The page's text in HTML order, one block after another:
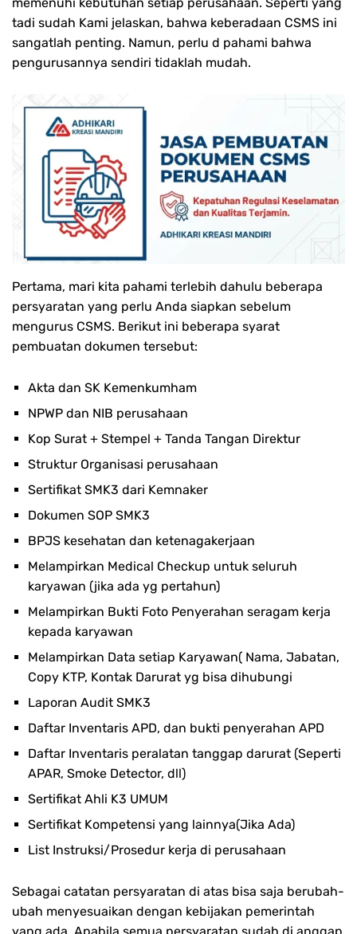
tadi sudah Kami jelaskan, bahwa keberadaan CSMS ini
sangatlah penting. Namun, perlu d pahami bahwa
pengurusannya sendiri tidaklah mudah.
Pertama, mari kita pahami terlebih dahulu beberapa
persyaratan yang perlu Anda siapkan sebelum
mengurus CSMS. Berikut ini beberapa syarat
pembuatan dokumen tersebut:
Akta dan SK Kemenkumham
NPWP dan NIB perusahaan
Kop Surat + Stempel + Tanda Tangan Direktur
Struktur Organisasi perusahaan
Sertifikat SMK3 dari Kemnaker
Dokumen SOP SMK3
BPJS kesehatan dan ketenagakerjaan
Melampirkan Medical Checkup untuk seluruh
karyawan (jika ada yg pertahun)
Melampirkan Bukti Foto Penyerahan seragam kerja
kepada karyawan
Melampirkan Data setiap Karyawan( Nama, Jabatan,
Copy KTP, Kontak Darurat yg bisa dihubungi
Laporan Audit SMK3
Daftar Inventaris APD, dan bukti penyerahan APD
Daftar Inventaris peralatan tanggap darurat (Seperti
APAR, Smoke Detector, dll)
Sertifikat Ahli K3 UMUM
Sertifikat Kompetensi yang lainnya(Jika Ada)
List Instruksi/Prosedur kerja di perusahaan
Sebagai catatan persyaratan di atas bisa saja berubah-
ubah menyesuaikan dengan kebijakan pemerintah